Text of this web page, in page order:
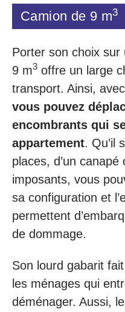
Camion de 9 m3
Porter son choix sur
9 m3 offre un large
transport. Ainsi,
vous pouvez
encombrants qui
appartement. Qu’il
places, d’un canapé
imposants, vous
sa configuration et
permettent
de dommage.
Son lourd gabarit
les ménages qui
déménager. Aussi,